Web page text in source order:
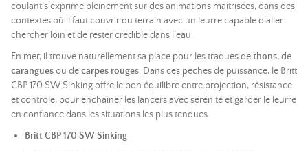
coulant s’exprime pleinement sur des animations maîtrisées, dans des
contextes où il faut couvrir du terrain avec un leurre capable d’aller
chercher loin et de rester crédible dans l’eau.
En mer, il trouve naturellement sa place pour les traques dethons, de
caranguesou decarpes rouges. Dans ces pêches de puissance, le Britt
CBP 170 SW Sinking offre le bon équilibre entre projection, résistance
et contrôle, pour enchaîner les lancers avec sérénité et garder le leurre
en confiance dans les situations les plus tendues.
Britt CBP 170 SW Sinking